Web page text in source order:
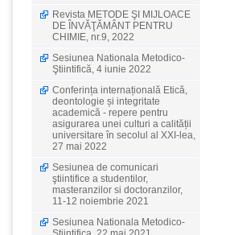
Revista METODE ŞI MIJLOACE
DE ÎNVĂŢĂMÂNT PENTRU
CHIMIE, nr.9, 2022
Sesiunea Nationala Metodico-
Ştiintifică, 4 iunie 2022
Conferința internațională Etică,
deontologie și integritate
academică - repere pentru
asigurarea unei culturi a calității
universitare în secolul al XXI-lea,
27 mai 2022
Sesiunea de comunicari
ştiintifice a studentilor,
masteranzilor si doctoranzilor,
11-12 noiembrie 2021
Sesiunea Nationala Metodico-